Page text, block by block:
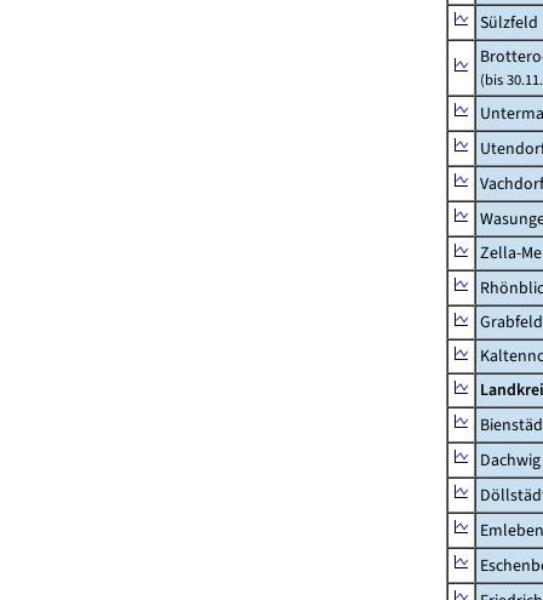
Sülzfeld
(bis
Vachdorf
Zella-
Grabfeld
Dachwig
Emleben